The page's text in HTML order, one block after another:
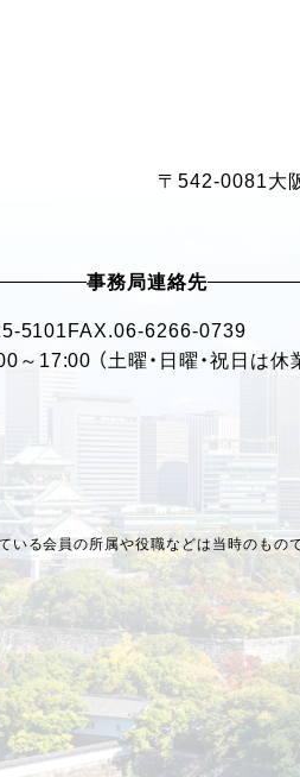
〒542-0081大
事務局連絡先
5101 FAX.06-6266-0739
～17:00 （土曜・日曜・祝日は休
いる会員の所属や役職などは当時のもの